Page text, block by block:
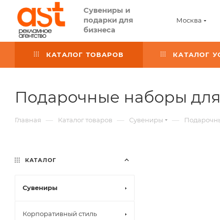
Сувениры и
подарки для
бизнеса
Москва
КАТАЛОГ ТОВАРОВ КАТАЛОГ
Подарочные наборы
Главная — Каталог товаров — Сувениры —
КАТАЛОГ
Сувениры
Корпоративный стиль